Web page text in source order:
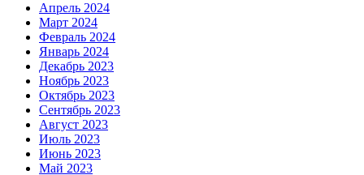
Апрель 2024
Март 2024
Февраль 2024
Январь 2024
Декабрь 2023
Ноябрь 2023
Октябрь 2023
Сентябрь 2023
Август 2023
Июль 2023
Июнь 2023
Май 2023